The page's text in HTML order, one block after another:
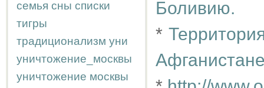
семья сны списки
тигры
традиционализм уни
уничтожение_москвы
уничтожение москвы
Боливию.
*